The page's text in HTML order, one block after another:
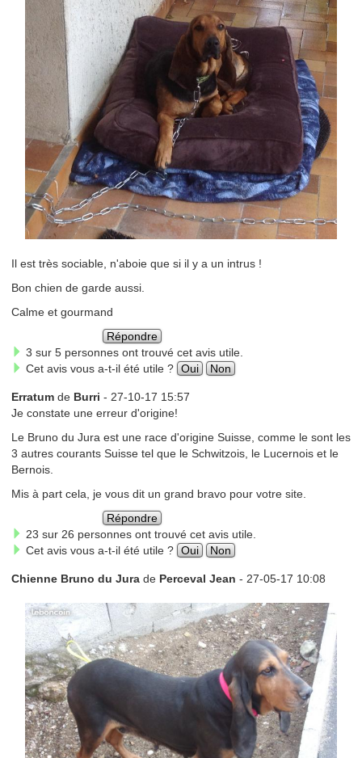
Il est très sociable, n'aboie que si il y a un intrus !
Bon chien de garde aussi.
Calme et gourmand
Répondre
3 sur 5 personnes ont trouvé cet avis utile.
Cet avis vous a-t-il été utile ? Oui Non
Erratumde Burri - 27-10-17 15:57
Je constate une erreur d'origine!
Le Bruno du Jura est une race d'origine Suisse, comme le sont les
3 autres courants Suisse tel que le Schwitzois, le Lucernois et le
Bernois.
Mis à part cela, je vous dit un grand bravo pour votre site.
Répondre
23 sur 26 personnes ont trouvé cet avis utile.
Cet avis vous a-t-il été utile ? Oui Non
Chienne Bruno du Jurade Perceval Jean - 27-05-17 10:08